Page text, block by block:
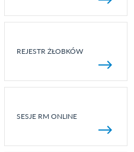
REJESTR ŻŁOBKÓW
SESJE RM ONLINE